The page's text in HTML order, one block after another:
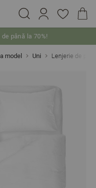
de până la 70%!
model Uni Lenjerie de pat